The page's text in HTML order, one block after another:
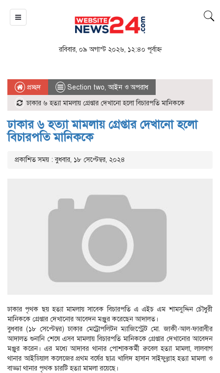
রবিবার, ০৯ অগাস্ট ২০২৬, ১২:৪০ পূর্বাহ্ন
প্রচ্ছদ Section two,আইন ও অপরাধ
ঢাকার ৬ হত্যা মামলায় গ্রেপ্তার দেখানো হলো বিচারপতি মানিককে
ঢাকার ৬ হত্যা মামলায় গ্রেপ্তার দেখানো হলো
বিচারপতি মানিককে
প্রকাশিত সময় : বুধবার, ১৮ সেপ্টেম্বর, ২০২৪
ঢাকার পৃথক ছয় হত্যা মামলায় সাবেক বিচারপতি এ এইচ এম শামসুদ্দিন চৌধুরী
মানিককে গ্রেপ্তার দেখানোর আবেদন মঞ্জুর করেছেন আদালত।
বুধবার (১৮ সেপ্টেম্বর) ঢাকার মেট্রোপলিটন ম্যাজিস্ট্রেট মো. জাকী-আল-ফারাবীর
আদালত শুনানি শেষে এসব মামলায় বিচারপতি মানিককে গ্রেপ্তার দেখানোর আবেদন
মঞ্জুর করেন। এর মধ্যে আদাবর থানার পোশাককর্মী রুবেল হত্যা মামলা, লালবাগ
থানার আইডিয়াল কলেজের প্রথম বর্ষের ছাত্র খালিদ হাসান সাইফুল্লাহ হত্যা মামলা ও
বাড্ডা থানার পৃথক চারটি হত্যা মামলা রয়েছে।